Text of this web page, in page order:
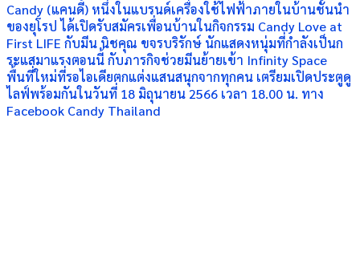
Candy (แคนดี้) หนึ่งในแบรนด์เครื่องใช้ไฟฟ้าภายในบ้านชั้นนำ
ของยุโรป ได้เปิดรับสมัครเพื่อนบ้านในกิจกรรม Candy Love at
First LIFE กับมีน นิชคุณ ขจรบริรักษ์ นักแสดงหนุ่มที่กำลังเป็นก
ระแสมาแรงตอนนี้ กับภารกิจช่วยมีนย้ายเข้า Infinity Space
พื้นที่ใหม่ที่รอไอเดียตกแต่งแสนสนุกจากทุกคน เตรียมเปิดประตูดู
ไลฟ์พร้อมกันในวันที่ 18 มิถุนายน 2566 เวลา 18.00 น. ทาง
Facebook Candy Thailand